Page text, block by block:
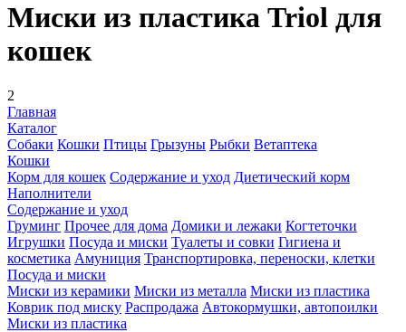
Миски из пластика Triol для
кошек
2
Главная
Каталог
Собаки Кошки Птицы Грызуны Рыбки Ветаптека
Кошки
Корм для кошек Содержание и уход Диетический корм
Наполнители
Содержание и уход
Груминг Прочее для дома Домики и лежаки Когтеточки
Игрушки Посуда и миски Туалеты и совки Гигиена и
косметика Амуниция Транспортировка, переноски, клетки
Посуда и миски
Миски из керамики Миски из металла Миски из пластика
Коврик под миску Распродажа Автокормушки, автопоилки
Миски из пластика